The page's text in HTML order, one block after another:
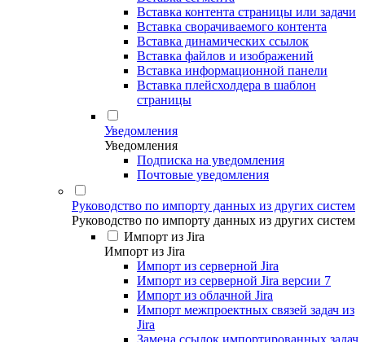
Вставка контента страницы или задачи
Вставка сворачиваемого контента
Вставка динамических ссылок
Вставка файлов и изображений
Вставка информационной панели
Вставка плейсхолдера в шаблон
страницы
Уведомления
Уведомления
Подписка на уведомления
Почтовые уведомления
Руководство по импорту данных из других систем
Руководство по импорту данных из других систем
Импорт из Jira
Импорт из Jira
Импорт из серверной Jira
Импорт из серверной Jira версии 7
Импорт из облачной Jira
Импорт межпроектных связей задач из
Jira